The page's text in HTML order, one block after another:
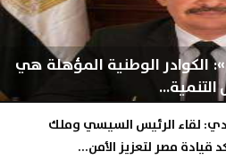
مدير عام «إمكان IMKAN»: الكوادر الوطنية المؤهلة هي
لقاء الرئيس السيسي وملك
قيادة مصر لتعزيز الأمن...